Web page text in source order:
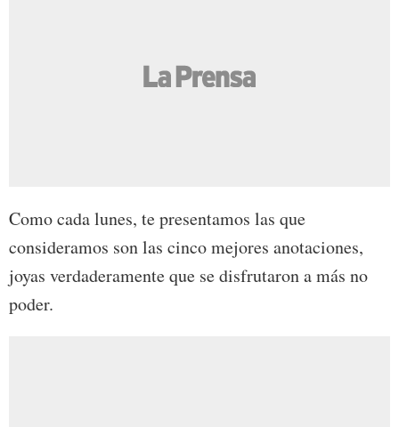
Como cada lunes, te presentamos las que
consideramos son las cinco mejores anotaciones,
joyas verdaderamente que se disfrutaron a más no
poder.